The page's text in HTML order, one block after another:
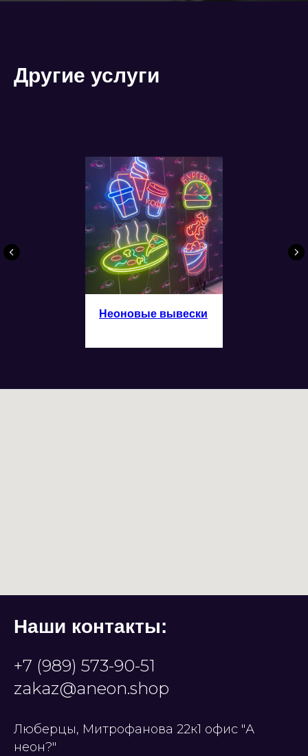
Другие услуги
Неоновые вывески
Наши контакты:
+7 (989) 573-90-51
zakaz@aneon.shop
Люберцы, Митрофанова 22к1 офис "А
неон?"